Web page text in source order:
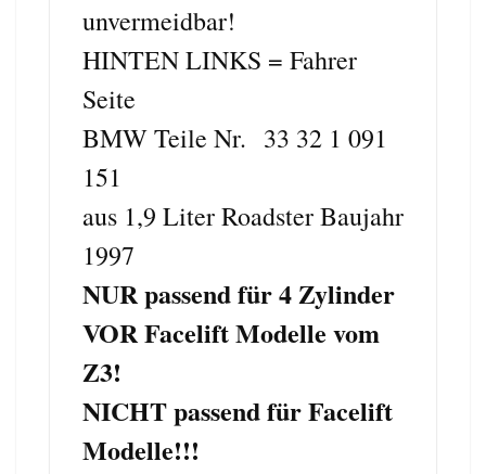
unvermeidbar!
HINTEN LINKS = Fahrer
Seite
BMW Teile Nr. 33 32 1 091
151
aus 1,9 Liter Roadster Baujahr
1997
NUR passend für 4 Zylinder
VOR Facelift Modelle vom
Z3!
NICHT passend für Facelift
Modelle!!!